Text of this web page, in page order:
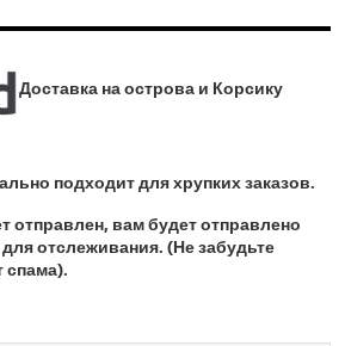
Доставка на острова и Корсику
подходит для хрупких заказов.
отправлен, вам будет отправлено
отслеживания. (Не забудьте
спама).